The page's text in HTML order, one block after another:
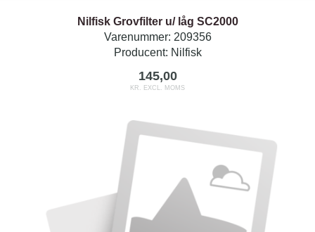
Nilfisk Grovfilter u/ låg SC2000
Varenummer: 209356
Producent: Nilfisk
145,00
KR. EXCL. MOMS